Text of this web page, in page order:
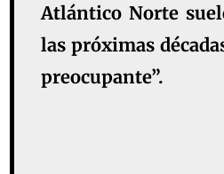
Atlántico Norte
las próximas
preocupante”.